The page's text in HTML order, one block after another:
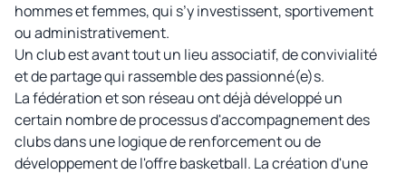
hommes et femmes, qui s’y investissent, sportivement
ou administrativement.
Un club est avant tout un lieu associatif, de convivialité
et de partage qui rassemble des passionné(e)s.
La fédération et son réseau ont déjà développé un
certain nombre de processus d'accompagnement des
clubs dans une logique de renforcement ou de
développement de l'offre basketball. La création d'une